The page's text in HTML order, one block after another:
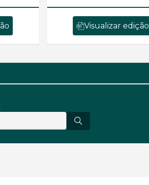
Visualizar edição